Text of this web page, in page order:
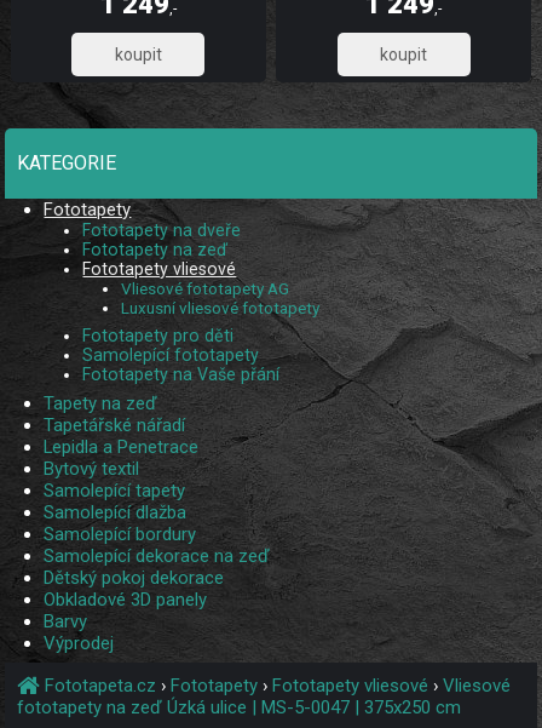
díky UV digitálnímu tisku. Skládá se z
,-
1 032,23
díky UV digitálnímu tisku. Skládá se z
,-
1 032,23
KATEGORIE
Fototapety
Fototapety na dveře
Fototapety na zeď
Fototapety vliesové
Vliesové fototapety AG
Luxusní vliesové fototapety
Fototapety pro děti
Samolepící fototapety
Fototapety na Vaše přání
Tapety na zeď
Tapetářské nářadí
Lepidla a Penetrace
Bytový textil
Samolepící tapety
Samolepící dlažba
Samolepící bordury
Samolepící dekorace na zeď
Dětský pokoj dekorace
Obkladové 3D panely
Barvy
Výprodej
Fototapeta.cz ›Fototapety ›Fototapety vliesové ›Vliesové
fototapety na zeď Úzká ulice | MS-5-0047 | 375x250 cm